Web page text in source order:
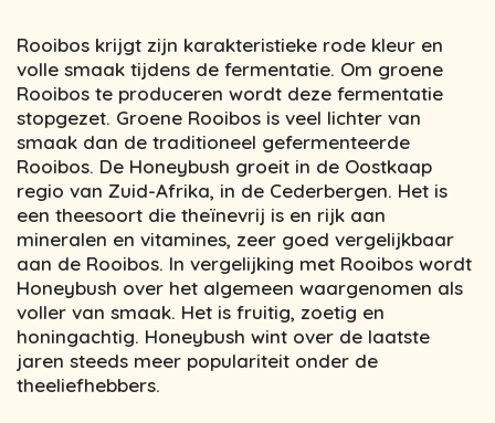
Rooibos krijgt zijn karakteristieke rode kleur en
volle smaak tijdens de fermentatie. Om groene
Rooibos te produceren wordt deze fermentatie
stopgezet. Groene Rooibos is veel lichter van
smaak dan de traditioneel gefermenteerde
Rooibos. De Honeybush groeit in de Oostkaap
regio van Zuid-Afrika, in de Cederbergen. Het is
een theesoort die theïnevrij is en rijk aan
mineralen en vitamines, zeer goed vergelijkbaar
aan de Rooibos. In vergelijking met Rooibos wordt
Honeybush over het algemeen waargenomen als
voller van smaak. Het is fruitig, zoetig en
honingachtig. Honeybush wint over de laatste
jaren steeds meer populariteit onder de
theeliefhebbers.